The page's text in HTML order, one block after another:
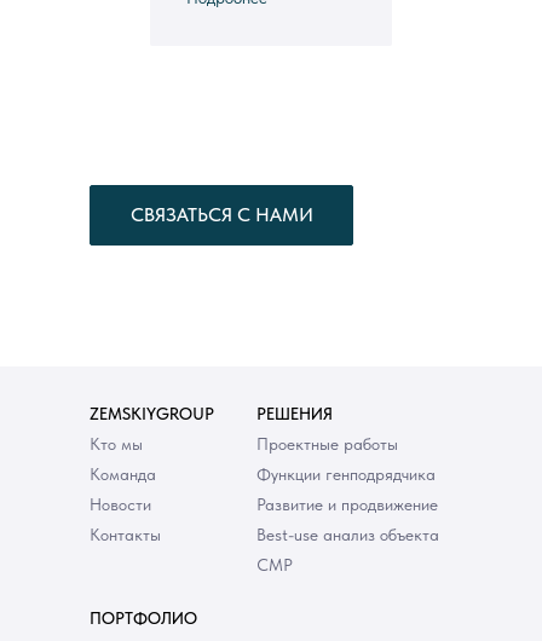
СВЯЗАТЬСЯ С НАМИ
ZEMSKIYGROUP РЕШЕНИЯ
ПОРТФОЛИО
Кто мы Проектные работы
Новости Развитие и продвижение
Команда Функции генподрядчика
Контакты
Best-use анализ объекта
СМР